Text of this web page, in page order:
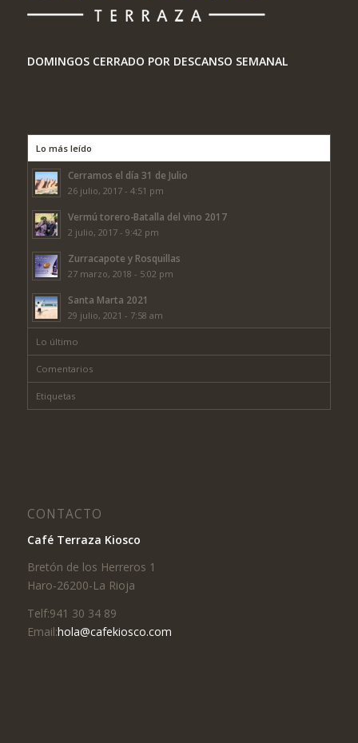
DOMINGOS CERRADO POR DESCANSO SEMANAL
Lo más leído
Cerramos el día 31 de Julio
26 julio, 2017 - 4:51 pm
Vermú torero-Batalla del vino 2017
2 julio, 2017 - 9:42 pm
Zurracapote y Rosquillas
27 marzo, 2018 - 5:02 pm
Santa Marta 2021
29 julio, 2021 - 7:58 am
Lo último
Comentarios
Etiquetas
CONTACTO
Café Terraza Kiosco
Bretón de los Herreros 1
Haro-26200-La Rioja
Telf:941 30 34 89
Email:hola@cafekiosco.com